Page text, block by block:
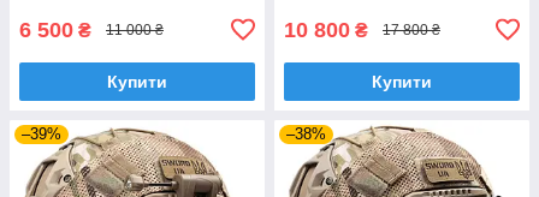
6 500 ₴ 11 000 ₴
Купити
10 800 ₴ 17 800 ₴
Купити
–39% –38%